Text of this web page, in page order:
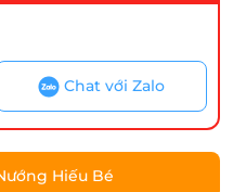
Chat với Zalo
Hiếu Bé